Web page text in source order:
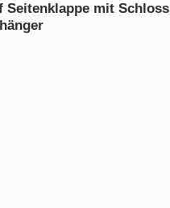
Seitenklappe mit Schloss